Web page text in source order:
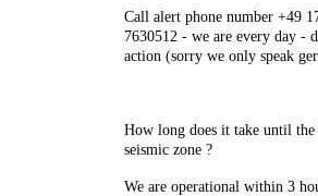
Call alert phone number +49
7630512 - we are every day -
action (sorry we only speak
How long does it take until
seismic zone ?
We are operational within 3